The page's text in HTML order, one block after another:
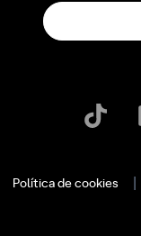
Política de cookies